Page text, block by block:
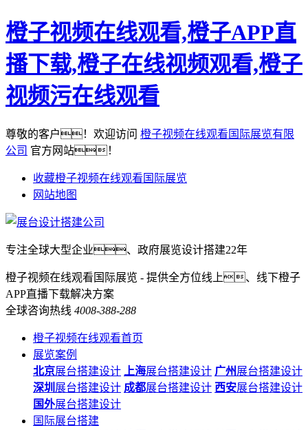
橙子视频在线观看,橙子APP直
播下载,橙子在线视频观看,橙子
视频污在线观看
尊敬的客户！欢迎访问 橙子视频在线观看国际展览有限
公司 官方网站！
收藏橙子视频在线观看国际展览
网站地图
专注全球大型企业、政府展览设计搭建22年
橙子视频在线观看国际展览 - 提供全方位线上、线下橙子
APP直播下载解决方案
全球咨询热线 4008-388-288
橙子视频在线观看首页
展览案例
北京展台搭建设计 上海展台搭建设计 广州展台搭建设计
深圳 展台搭建设计 成都展台搭建设计 西安展台搭建设计
国外展台搭建设计
国际展台搭建